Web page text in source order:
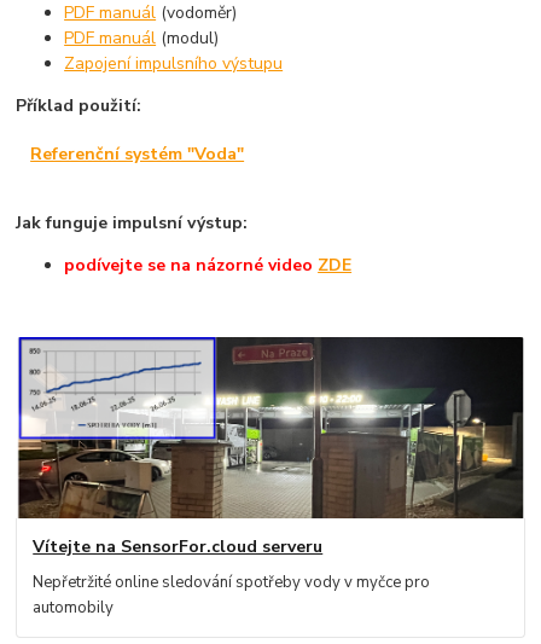
PDF manuál (vodoměr)
PDF manuál (modul)
Zapojení impulsního výstupu
Příklad použití:
Referenční systém "Voda"
Jak funguje impulsní výstup:
podívejte se na názornévideo ZDE
Vítejte na SensorFor.cloud serveru
Nepřetržité online sledování spotřeby vody v myčce pro
automobily